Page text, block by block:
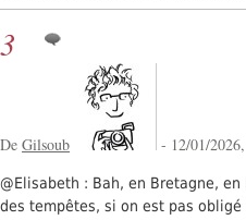
3
De Gilsoub - 12/01/
@Elisabeth : Bah, en Bretagne,
des tempêtes, si on est pas